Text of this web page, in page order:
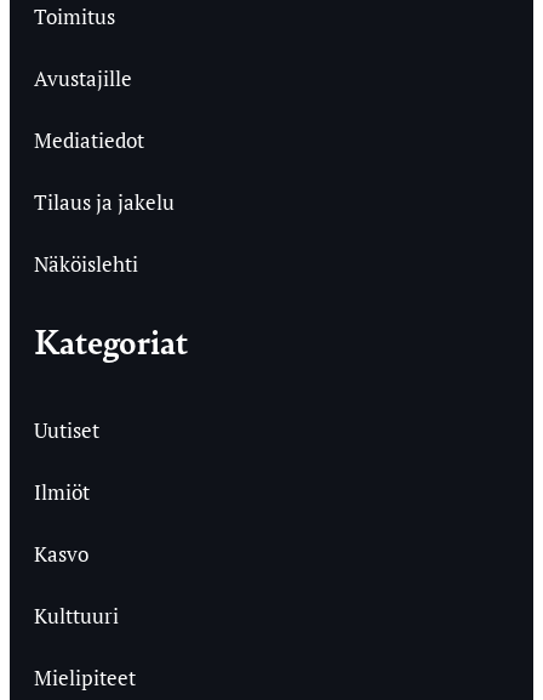
Toimitus
Avustajille
Mediatiedot
Tilaus ja jakelu
Näköislehti
Kategoriat
Uutiset
Ilmiöt
Kasvo
Kulttuuri
Mielipiteet